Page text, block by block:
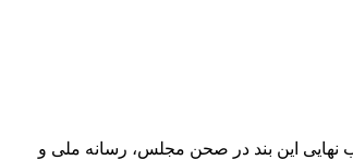
نهایی این بند در صحن مجلس، رسانه ملی و